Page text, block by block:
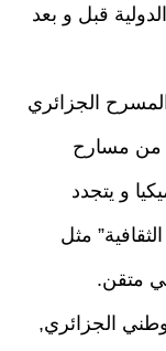
قبل و بعد
الجزائري
من مسارح
و يتجدد
مثل
متقن.
الجزائري,